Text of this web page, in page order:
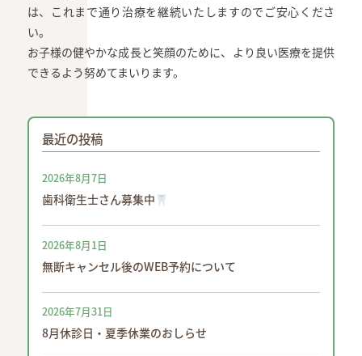
は、これまで通り治療を継続いたしますのでご安心くださ
い。
お子様の健やかな成長と笑顔のために、より良い医療を提供
できるよう努めてまいります。
最近の投稿
歯科衛生士さん募集中
2026年8月7日
無断キャンセル後のWEB予約について
2026年8月1日
8月休診日・夏季休業のおしらせ
2026年7月31日